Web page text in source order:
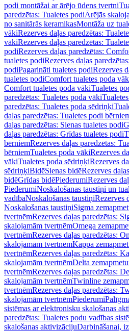
podi montāžai ar ārējo ūdens tvertni
paredzētas: Tualetes podiĀrējās
no sanitārās keramikasMontāža uz
vākiRezerves daļas paredzētas:
vākiRezerves daļas paredzētas:
podiRezerves daļas paredzētas:
tualetes podiRezerves daļas
podiPagarināti tualetes podiRezerves
tualetes podiComfort tualetes poda
Comfort tualetes poda vākiTualetes
paredzētas: Tualetes poda vāki
paredzētas: Tualetes poda sēdriņķi
daļas paredzētas: Tualetes podi
daļas paredzētas: Sienas tualetes podi
daļas paredzētas: Grīdas tualetes podi
bērniemRezerves daļas paredzētas:
bērniemTualetes poda vākiRezerves
vākiTualetes poda sēdriņķiRezerves
sēdriņķiBidēSienas bidēRezerves
bidēGrīdas bidēPiederumiRezerves
PiederumiNoskalošanas taustiņi un
vadībaNoskalošanas taustiņiRezerves
Noskalošanas taustiņiSigma
tvertnēmRezerves daļas paredzētas:
skalojamām tvertnēmOmega
tvertnēmRezerves daļas paredzētas:
skalojamām tvertnēmKappa
tvertnēmRezerves daļas paredzētas:
skalojamām tvertnēmDelta
tvertnēmRezerves daļas paredzētas:
skalojamām tvertnēmTwinline
tvertnēmRezerves daļas paredzētas:
skalojamām tvertnēmPiederumi
sistēmas ar elektronisku skalošanas
paredzētas: Tualetes podu vadības
skalošanas aktivizācijuDarbināšanai,